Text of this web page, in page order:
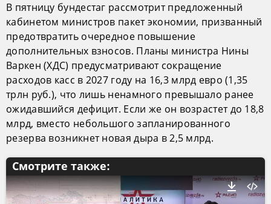
В пятницу бундестаг рассмотрит предложенный
кабинетом министров пакет экономии, призванный
предотвратить очередное повышение
дополнительных взносов. Планы министра Нины
Варкен (ХДС) предусматривают сокращение
расходов касс в 2027 году на 16,3 млрд евро (1,35
трлн руб.), что лишь ненамного превышало ранее
ожидавшийся дефицит. Если же он возрастет до 18,8
млрд, вместо небольшого запланированного
резерва возникнет новая дыра в 2,5 млрд.
Смотрите также: